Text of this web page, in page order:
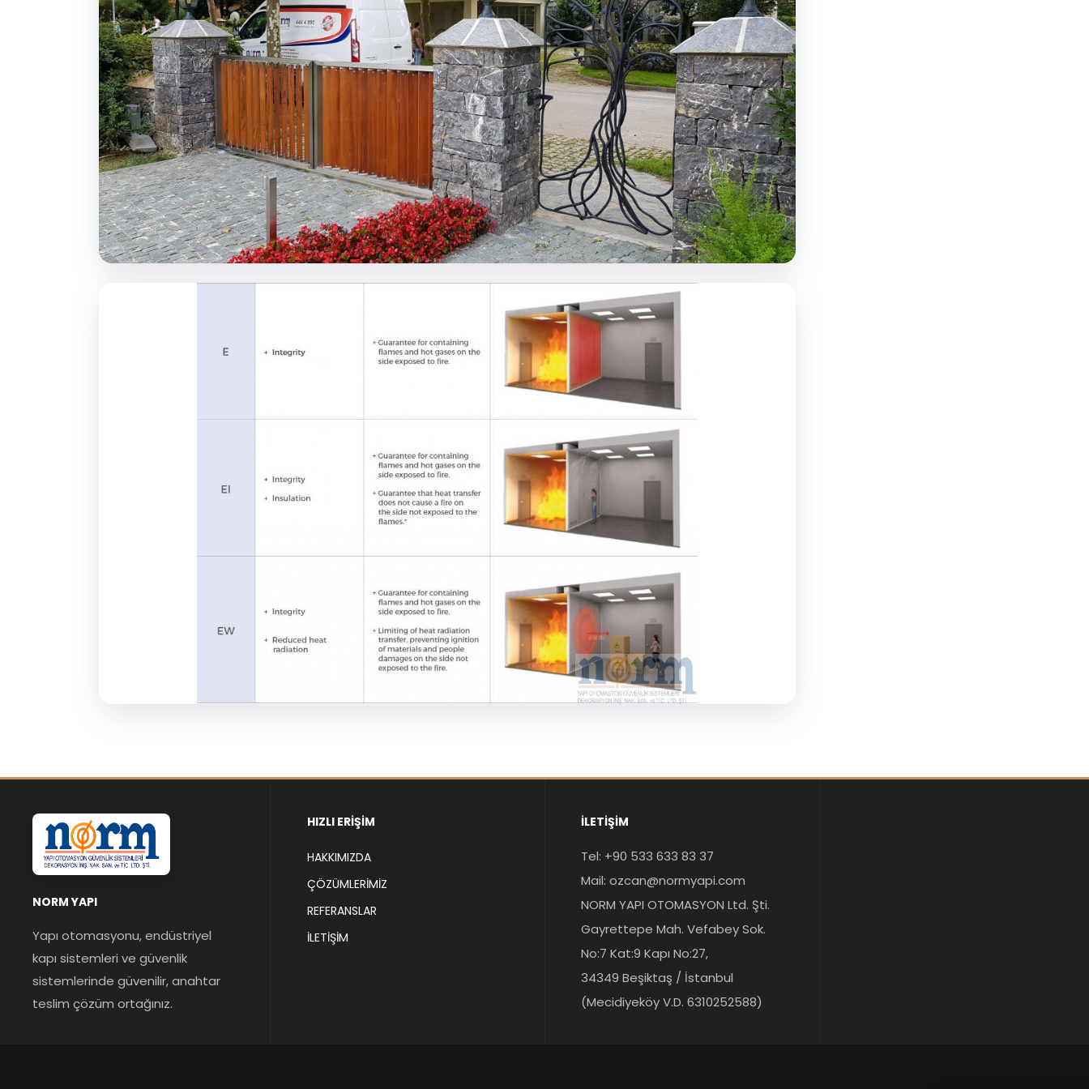
NORM YAPI
Yapı otomasyonu, endüstriyel
kapı sistemleri ve güvenlik
sistemlerinde güvenilir, anahtar
teslim çözüm ortağınız.
HIZLI ERIŞIM
HAKKIMIZDA
ÇÖZÜMLERIMIZ
REFERANSLAR
İLETIŞIM
İLETIŞIM
Tel: +90 533 633 83 37
Mail: ozcan@normyapi.com
NORM YAPI OTOMASYON Ltd. Şti.
Gayrettepe Mah. Vefabey Sok.
No:7 Kat:9 Kapı No:27,
34349 Beşiktaş / İstanbul
(Mecidiyeköy V.D. 6310252588)